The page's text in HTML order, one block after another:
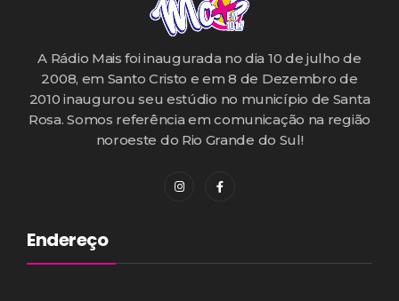
A Rádio Mais foi inaugurada no dia 10 de julho de
2008, em Santo Cristo e em 8 de Dezembro de
2010 inaugurou seu estúdio no município de Santa
Rosa. Somos referência em comunicação na região
noroeste do Rio Grande do Sul!
Endereço